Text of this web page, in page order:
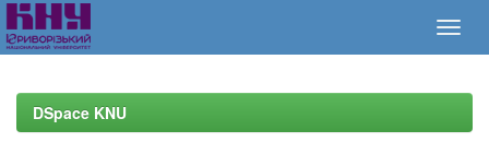
navigationDSpace KNU